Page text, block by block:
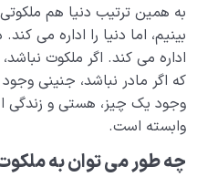
رابطه دنیا با آخرت، رابطه‌ای
درک عظمت آخرت؛ چگونه بزرگی
می‌ گذارد؟
میزان ادراک عالم آخرت برای
جنین است
به همین ترتیب دنیا هم
بینیم، اما دنیا را اداره می
اداره می کند. اگر ملکوت
که اگر مادر نباشد، جنینی
وجود یک چیز، هستی و
وابسته است.
چه طور می توان به